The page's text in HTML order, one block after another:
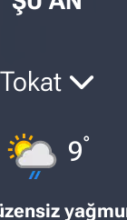
Tokat
9°